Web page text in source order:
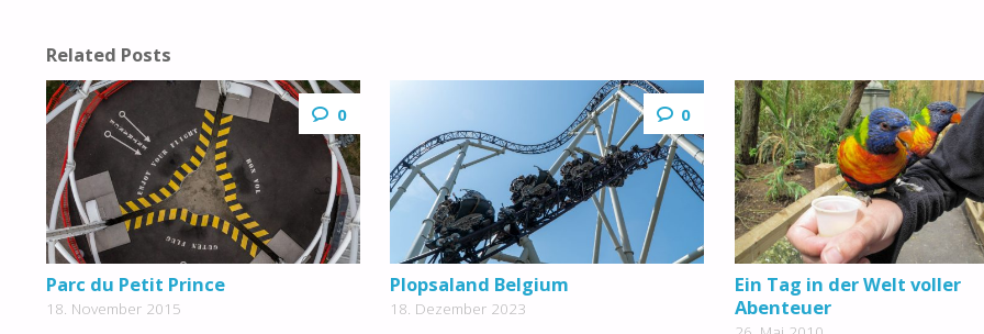
Related Posts
0
Parc du Petit Prince
18. November 2015
0
Plopsaland Belgium
18. Dezember 2023
Ein Tag in der Welt voller
Abenteuer